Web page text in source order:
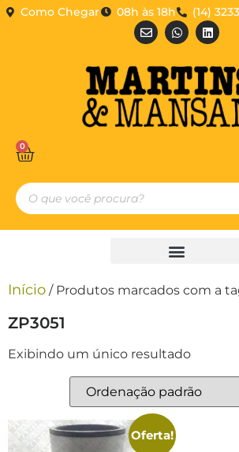
Como Chegar 08h às 18h (14)
0
Início / Produtos marcados com a
ZP3051
Exibindo um único resultado
Oferta!